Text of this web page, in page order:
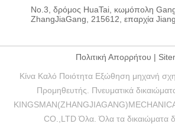
No.3, δρόμος HuaTai, κωμόπολη
ZhangJiaGang, 215612, επαρχία
Πολιτική Απορρήτου |
Κίνα Καλό Ποιότητα Εξώθηση μηχανή
Προμηθευτής. Πνευματικά
CO.,LTD Όλα. Όλα τα δικαιώματα